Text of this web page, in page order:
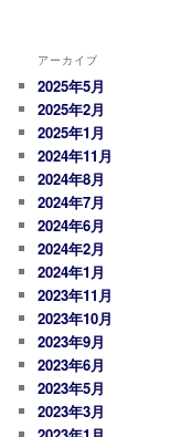
アーカイブ
2025年5月
2025年2月
2025年1月
2024年11月
2024年8月
2024年7月
2024年6月
2024年2月
2024年1月
2023年11月
2023年10月
2023年9月
2023年6月
2023年5月
2023年3月